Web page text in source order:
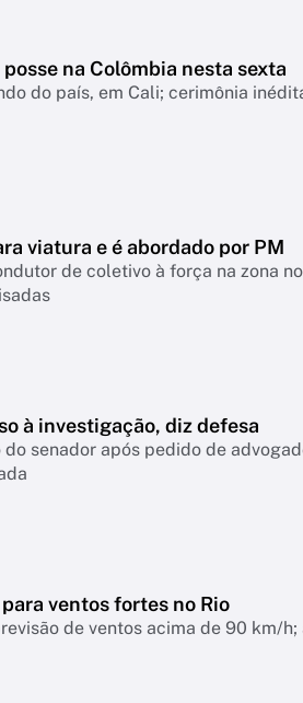
na Colômbia nesta sexta
do país, em Cali; cerimônia
viatura e é abordado por PM
de coletivo à força na zona
à investigação, diz defesa
senador após pedido de
ventos fortes no Rio
de ventos acima de 90 km/